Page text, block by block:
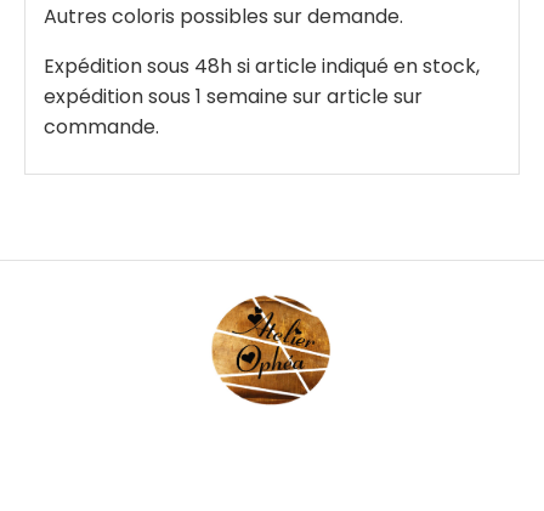
Autres coloris possibles sur demande.
Expédition sous 48h si article indiqué en stock,
expédition sous 1 semaine sur article sur
commande.